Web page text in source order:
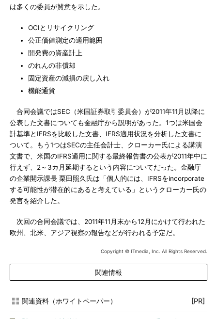
は多くの委員が賛意を示した。
OCIとリサイクリング
公正価値測定の適用範囲
開発費の資産計上
のれんの非償却
固定資産の減損の戻し入れ
機能通貨
合同会議ではSEC（米国証券取引委員会）が2011年11月以降に
公表した文書についても金融庁から説明があった。1つは米国会
計基準とIFRSを比較した文書、IFRS適用状況を分析した文書に
ついて。もう1つはSECの主任会計士、クローカー氏による講演
文書で、米国のIFRS適用に関する最終報告書の公表が2011年中に
行えず、2～3カ月延期するという内容についてだった。金融庁
の企業開示課長 栗田照久氏は「個人的には、IFRSをincorporate
する可能性が潜在的にあると考えている」というクローカー氏の
発言を紹介した。
次回の合同会議では、2011年11月末から12月にかけて行われた
欧州、北米、アジア視察の報告などが行われる予定だ。
Copyright © ITmedia, Inc. All Rights Reserved.
関連情報
関連資料（ホワイトペーパー） [PR]